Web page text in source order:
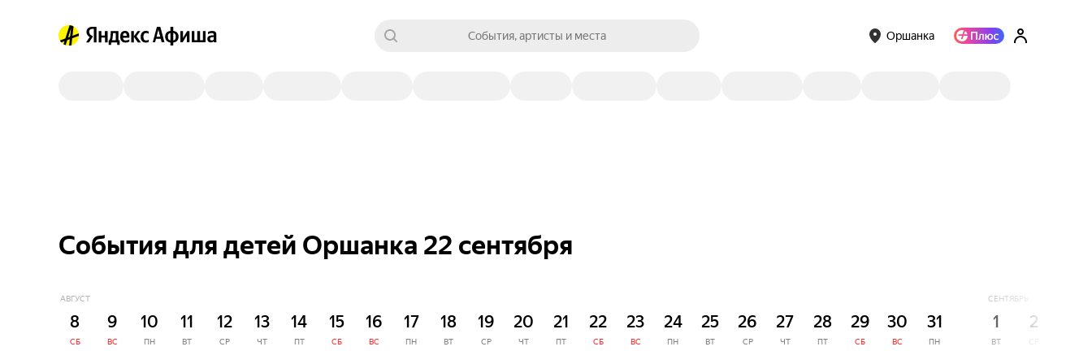
События, артисты и места Оршанка
События для детей Оршанка 22 сентября
АВГУСТ
8
СБ
9
ВС
10
ПН
11
ВТ
12
СР
13
ЧТ
14
ПТ
15
СБ
16
ВС
17
ПН
18
ВТ
19
СР
20
ЧТ
21
ПТ
22
СБ
23
ВС
24
ПН
25
ВТ
26
СР
27
ЧТ
28
ПТ
29
СБ
30
ВС
31
ПН
СЕНТЯБРЬ
1
ВТ
2